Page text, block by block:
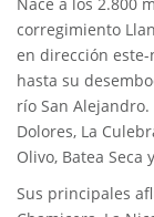
Nace a los 2.800
corregimiento
en dirección
hasta su
río San
Dolores, La
Olivo, Batea Seca
Sus principales